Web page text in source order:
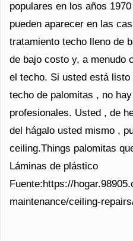
populares en los años
pueden aparecer en las
tratamiento techo lleno de
de bajo costo y, a menudo
el techo. Si usted está
techo de palomitas , no
profesionales. Usted , de
del hágalo usted mismo ,
ceiling.Things palomitas
Láminas de plástico
Fuente:https://
maintenance/ceiling-